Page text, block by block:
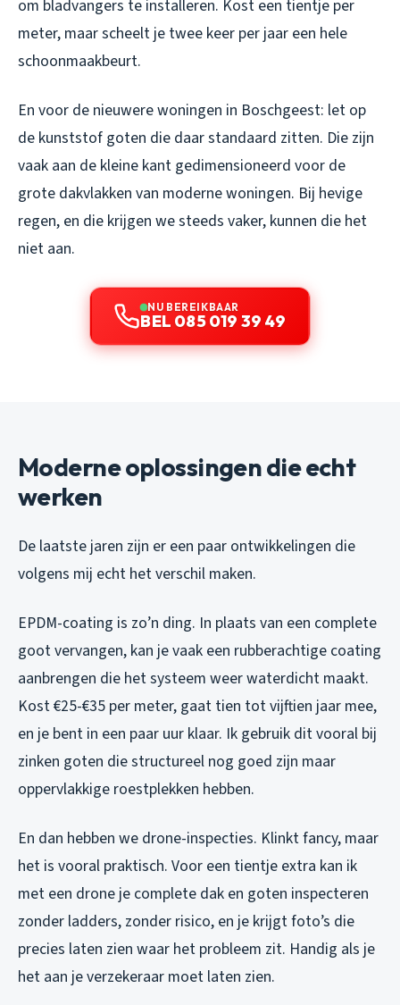
om bladvangers te installeren. Kost een tientje per
meter, maar scheelt je twee keer per jaar een hele
schoonmaakbeurt.
En voor de nieuwere woningen in Boschgeest: let op
de kunststof goten die daar standaard zitten. Die zijn
vaak aan de kleine kant gedimensioneerd voor de
grote dakvlakken van moderne woningen. Bij hevige
regen, en die krijgen we steeds vaker, kunnen die het
niet aan.
NU BEREIKBAAR
BEL 085 019 39 49
Moderne oplossingen die echt
werken
De laatste jaren zijn er een paar ontwikkelingen die
volgens mij echt het verschil maken.
EPDM-coating is zo’n ding. In plaats van een complete
goot vervangen, kan je vaak een rubberachtige coating
aanbrengen die het systeem weer waterdicht maakt.
Kost €25-€35 per meter, gaat tien tot vijftien jaar mee,
en je bent in een paar uur klaar. Ik gebruik dit vooral bij
zinken goten die structureel nog goed zijn maar
oppervlakkige roestplekken hebben.
En dan hebben we drone-inspecties. Klinkt fancy, maar
het is vooral praktisch. Voor een tientje extra kan ik
met een drone je complete dak en goten inspecteren
zonder ladders, zonder risico, en je krijgt foto’s die
precies laten zien waar het probleem zit. Handig als je
het aan je verzekeraar moet laten zien.